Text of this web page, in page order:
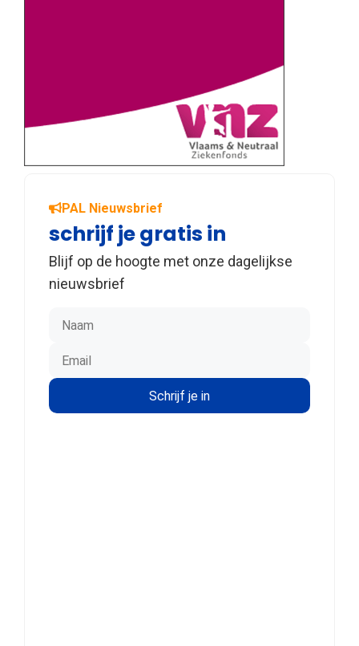
PAL Nieuwsbrief
schrijf je gratis in
Blijf op de hoogte met onze dagelijkse
nieuwsbrief